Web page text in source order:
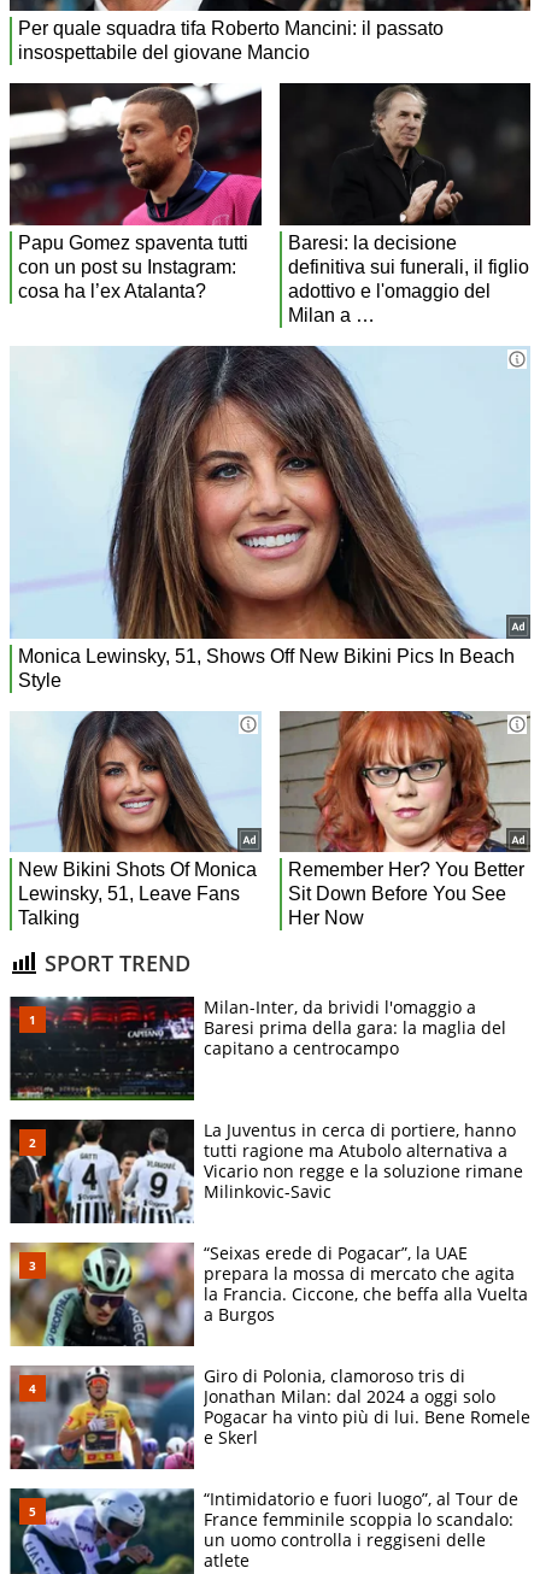
SPORT TREND
Milan-Inter, da brividi l'omaggio a
Baresi prima della gara: la maglia del
capitano a centrocampo
La Juventus in cerca di portiere, hanno
tutti ragione ma Atubolo alternativa a
Vicario non regge e la soluzione rimane
Milinkovic-Savic
“Seixas erede di Pogacar”, la UAE
prepara la mossa di mercato che agita
la Francia. Ciccone, che beffa alla Vuelta
a Burgos
Giro di Polonia, clamoroso tris di
Jonathan Milan: dal 2024 a oggi solo
Pogacar ha vinto più di lui. Bene Romele
e Skerl
“Intimidatorio e fuori luogo”, al Tour de
France femminile scoppia lo scandalo:
un uomo controlla i reggiseni delle
atlete